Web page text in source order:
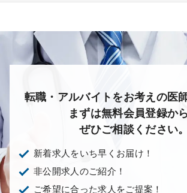
放射線科 救命救急科 病理科
転職・アルバイトをお考えの医
まずは無料会員登録から
ぜひご相談ください。
新着求人をいち早くお届け！
非公開求人のご紹介！
ご希望に合った求人をご提案！